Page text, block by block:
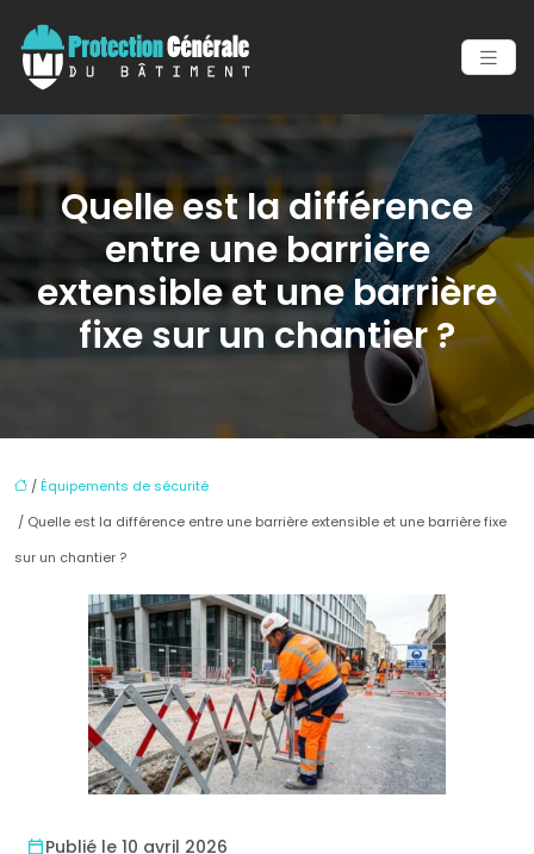
Quelle est la différence
entre une barrière
extensible et une barrière
fixe sur un chantier ?
/ Équipements de sécurité
/ Quelle est la différence entre une barrière extensible et une barrière fixe
sur un chantier ?
Publié le 10 avril 2026